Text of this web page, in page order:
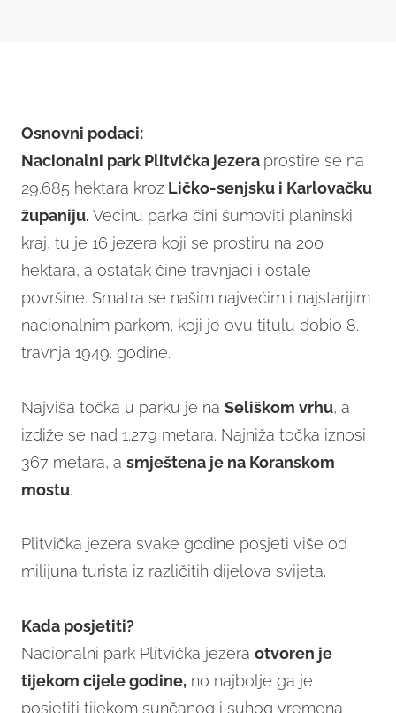
Osnovni podaci:
Nacionalni park Plitvička jezera prostire se na
29.685 hektara kroz Ličko-senjsku i Karlovačku
županiju. Većinu parka čini šumoviti planinski
kraj, tu je 16 jezera koji se prostiru na 200
hektara, a ostatak čine travnjaci i ostale
površine. Smatra se našim najvećim i najstarijim
nacionalnim parkom, koji je ovu titulu dobio 8.
travnja 1949. godine.
Najviša točka u parku je na Seliškom vrhu, a
izdiže se nad 1.279 metara. Najniža točka iznosi
367 metara, a smještena je na Koranskom
mostu.
Plitvička jezera svake godine posjeti više od
milijuna turista iz različitih dijelova svijeta.
Kada posjetiti?
Nacionalni park Plitvička jezera otvoren je
tijekom cijele godine, no najbolje ga je
posjetiti tijekom sunčanog i suhog vremena